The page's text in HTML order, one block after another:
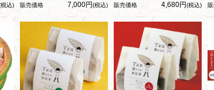
込) 販売価格 7,000円(税込) 販売価格 4,680円(税込)